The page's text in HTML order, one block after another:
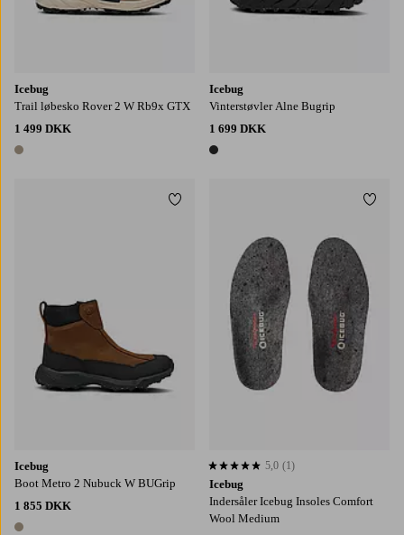
Icebug
Trail løbesko Rover 2 W Rb9x GTX
1 499 DKK
1 farve
Icebug
Vinterstøvler Alne Bugrip
1 699 DKK
1 farve
Icebug
Boot Metro 2 Nubuck W BUGrip
1 855 DKK
Tilføj til favoritter
Icebug
Indersåler Icebug Insoles Comfort
Wool Medium
5,0 baseret på 1 bedømmelser
5,0 (1)